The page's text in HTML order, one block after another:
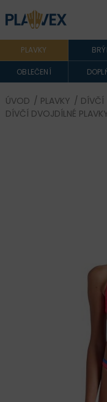
PLAVKY
OBLEČENÍ
ÚVOD / PLAVKY / DÍVČÍ
DÍVČÍ DVOJDÍLNÉ